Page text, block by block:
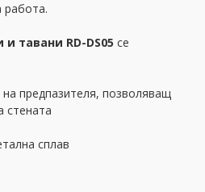
работа.
тавани RD-DS05 се
предпазителя, позволяващ
стената
сплав